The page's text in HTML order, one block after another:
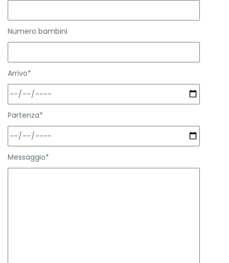
Numero bambini
Arrivo*
Partenza*
Messaggio*